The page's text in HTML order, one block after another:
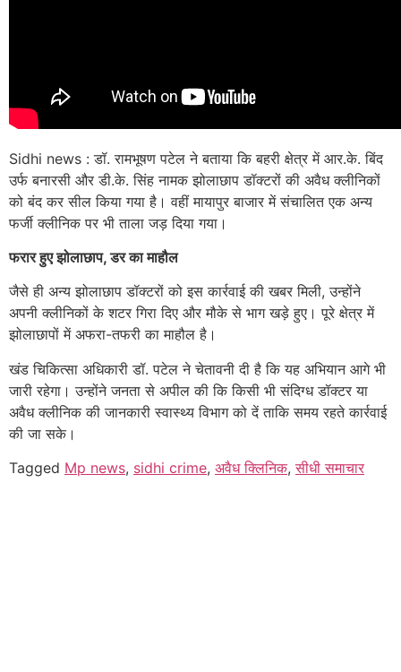
Sidhi news : डॉ. रामभूषण पटेल ने बताया कि बहरी क्षेत्र में आर.के. बिंद
उर्फ बनारसी और डी.के. सिंह नामक झोलाछाप डॉक्टरों की अवैध क्लीनिकों
को बंद कर सील किया गया है। वहीं मायापुर बाजार में संचालित एक अन्य
फर्जी क्लीनिक पर भी ताला जड़ दिया गया।
फरार हुए झोलाछाप, डर का माहौल
जैसे ही अन्य झोलाछाप डॉक्टरों को इस कार्रवाई की खबर मिली, उन्होंने
अपनी क्लीनिकों के शटर गिरा दिए और मौके से भाग खड़े हुए। पूरे क्षेत्र में
झोलाछापों में अफरा-तफरी का माहौल है।
खंड चिकित्सा अधिकारी डॉ. पटेल ने चेतावनी दी है कि यह अभियान आगे भी
जारी रहेगा। उन्होंने जनता से अपील की कि किसी भी संदिग्ध डॉक्टर या
अवैध क्लीनिक की जानकारी स्वास्थ्य विभाग को दें ताकि समय रहते कार्रवाई
की जा सके।
Tagged Mp news, sidhi crime, अवैध क्लिनिक,सीधी समाचार